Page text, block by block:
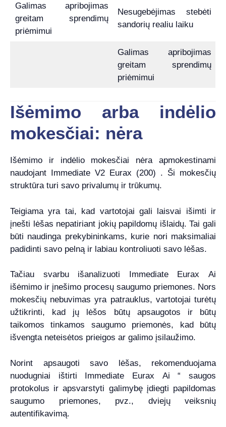
Galimas apribojimas
greitam sprendimų
priėmimui
Nesugebėjimas stebėti
sandorių realiu laiku
Galimas apribojimas
greitam sprendimų
priėmimui
Išėmimo arba indėlio
mokesčiai: nėra
Išėmimo ir indėlio mokesčiai nėra apmokestinami
naudojant Immediate V2 Eurax (200) . Ši mokesčių
struktūra turi savo privalumų ir trūkumų.
Teigiama yra tai, kad vartotojai gali laisvai išimti ir
įnešti lėšas nepatiriant jokių papildomų išlaidų. Tai gali
būti naudinga prekybininkams, kurie nori maksimaliai
padidinti savo pelną ir labiau kontroliuoti savo lėšas.
Tačiau svarbu išanalizuoti Immediate Eurax Ai
išėmimo ir įnešimo procesų saugumo priemones. Nors
mokesčių nebuvimas yra patrauklus, vartotojai turėtų
užtikrinti, kad jų lėšos būtų apsaugotos ir būtų
taikomos tinkamos saugumo priemonės, kad būtų
išvengta neteisėtos prieigos ar galimo įsilaužimo.
Norint apsaugoti savo lėšas, rekomenduojama
nuodugniai ištirti Immediate Eurax Ai “ saugos
protokolus ir apsvarstyti galimybę įdiegti papildomas
saugumo priemones, pvz., dviejų veiksnių
autentifikavimą.